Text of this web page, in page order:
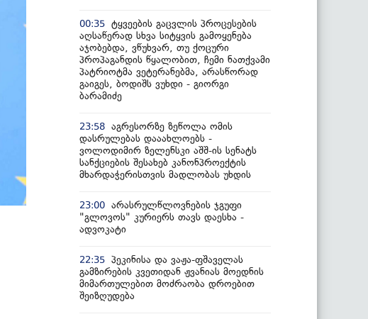
00:35 ტყვეების გაცვლის პროცესების
აღსაწერად სხვა სიტყვის გამოყენება
აჯობებდა, ვწუხვარ, თუ ქოცური
პროპაგანდის წყალობით, ჩემი ნათქვამი
პატრიოტმა ვეტერანებმა, არასწორად
გაიგეს, ბოდიშს ვუხდი - გიორგი
ბარამიძე
23:58 აგრესორზე ზეწოლა ომის
დასრულებას დააახლოებს -
ვოლოდიმირ ზელენსკი აშშ-ის სენატს
სანქციების შესახებ კანონპროექტის
მხარდაჭერისთვის მადლობას უხდის
23:00 არასრულწლოვნების ჯგუფი
"გლოვოს" კურიერს თავს დაესხა -
ადვოკატი
22:35 პეკინისა და ვაჟა-ფშაველას
გამზირების კვეთიდან ჟვანიას მოედნის
მიმართულებით მოძრაობა დროებით
შეიზღუდება